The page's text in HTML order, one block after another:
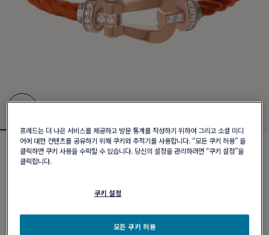
포스텐 브레이슬릿
₩ 9,110,000
커스터마이즈
프레드는 더 나은 서비스를 제공하고 방문 통계를 작성하기 위하여 그리고 소셜 미디
어에 대한 컨텐츠를 공유하기 위해 쿠키와 추적기를 사용합니다. “모든 쿠키 허용” 을
클릭하면 쿠키 사용을 수락할 수 있습니다. 당신의 설정을 관리하려면 “쿠키 설정”을
클릭합니다.
쿠키 설정
모든 쿠키 허용